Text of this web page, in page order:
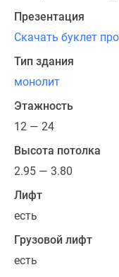
благоустроенной
парковой
зоне,
увеличенными
потолками
до
3,95
и
большими
окнами
видом
на
местные
Презентация
Скачать буклет
Тип здания
монолит
Этажность
12 — 24
Высота потолка
2.95 — 3.80
Лифт
есть
Грузовой лифт
есть